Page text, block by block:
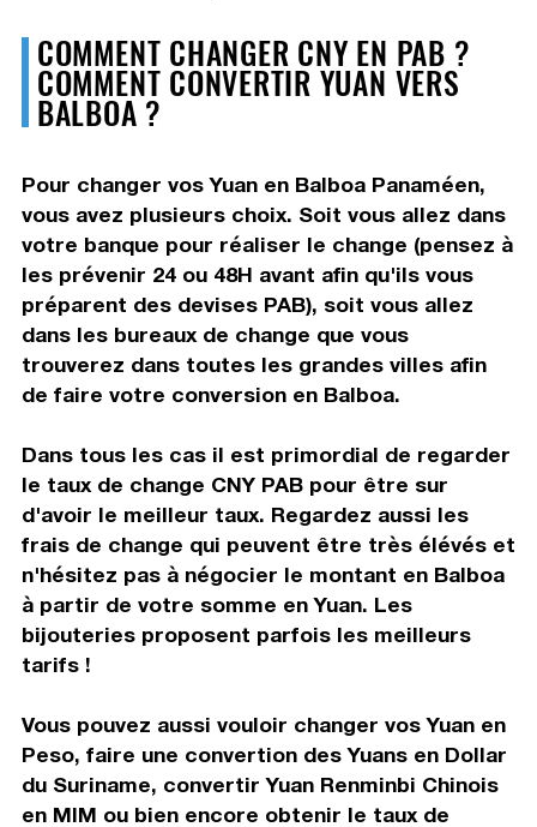
COMMENT CHANGER CNY EN PAB ?
COMMENT CONVERTIR YUAN VERS
BALBOA ?
Pour changer vos Yuan en Balboa Panaméen,
vous avez plusieurs choix. Soit vous allez dans
votre banque pour réaliser le change (pensez à
les prévenir 24 ou 48H avant afin qu'ils vous
préparent des devises PAB), soit vous allez
dans les bureaux de change que vous
trouverez dans toutes les grandes villes afin
de faire votre conversion en Balboa.
Dans tous les cas il est primordial de regarder
le taux de change CNY PAB pour être sur
d'avoir le meilleur taux. Regardez aussi les
frais de change qui peuvent être très élévés et
n'hésitez pas à négocier le montant en Balboa
à partir de votre somme en Yuan. Les
bijouteries proposent parfois les meilleurs
tarifs !
Vous pouvez aussi vouloir changer vos Yuan en
Peso, faire une convertion des Yuans en Dollar
du Suriname, convertir Yuan Renminbi Chinois
en MIM ou bien encore obtenir le taux de